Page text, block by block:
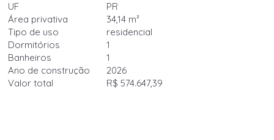
UF
PR
Área privativa
34,14 m²
Tipo de uso
residencial
Dormitórios
1
Banheiros
1
Ano de construção
2026
Valor total
R$ 574.647,39